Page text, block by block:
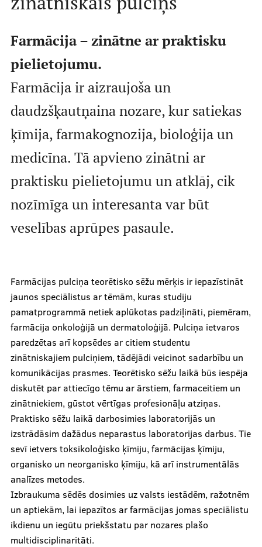
Par RSU SP
Vēsture
Saistošie dokumenti
Pasākumi
Struktūra
Aktualitātes
Kā iesaistīties?
Mēneša biedri
Zinātne
Studentu zinātniskie pulciņi
Atbalsts pētniecībai
Ievads pētniecībā
Projekti
Sadarbības slimnīcas
Studiju process
Pamācības un BUJ
Akadēmiskā vācelīte
Farmācija – zinātne ar praktisku
pielietojumu.
Farmācija ir aizraujoša un
daudzšķautņaina nozare, kur satiekas
ķīmija, farmakognozija, bioloģija un
medicīna. Tā apvieno zinātni ar
praktisku pielietojumu un atklāj, cik
nozīmīga un interesanta var būt
veselības aprūpes pasaule.
Farmācijas pulciņa teorētisko sēžu mērķis ir iepazīstināt
jaunos speciālistus ar tēmām, kuras studiju
pamatprogrammā netiek aplūkotas padziļināti, piemēram,
farmācija onkoloģijā un dermatoloģijā. Pulciņa ietvaros
paredzētas arī kopsēdes ar citiem studentu
zinātniskajiem pulciņiem, tādējādi veicinot sadarbību un
komunikācijas prasmes. Teorētisko sēžu laikā būs iespēja
diskutēt par attiecīgo tēmu ar ārstiem, farmaceitiem un
zinātniekiem, gūstot vērtīgas profesionāļu atziņas.
Praktisko sēžu laikā darbosimies laboratorijās un
izstrādāsim dažādus neparastus laboratorijas darbus. Tie
sevī ietvers toksikoloģisko ķīmiju, farmācijas ķīmiju,
organisko un neorganisko ķīmiju, kā arī instrumentālās
analīzes metodes.
Izbraukuma sēdēs dosimies uz valsts iestādēm, ražotnēm
un aptiekām, lai iepazītos ar farmācijas jomas speciālistu
ikdienu un iegūtu priekšstatu par nozares plašo
multidisciplinaritāti.